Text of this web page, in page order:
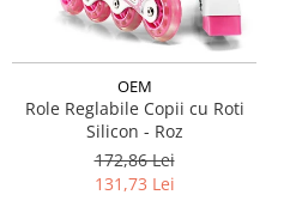
OEM
Role Reglabile Copii cu Roti
Silicon - Roz
172,86 Lei
131,73 Lei